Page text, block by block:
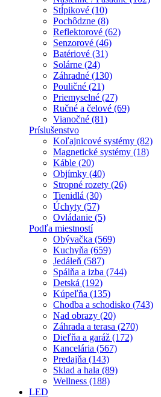
Stĺpikové (10)
Pochôdzne (8)
Reflektorové (62)
Senzorové (46)
Batériové (31)
Solárne (24)
Záhradné (130)
Pouličné (21)
Priemyselné (27)
Ručné a čelové (69)
Vianočné (81)
Príslušenstvo
Koľajnicové systémy (82)
Magnetické systémy (18)
Káble (20)
Objímky (40)
Stropné rozety (26)
Tienidlá (30)
Úchyty (57)
Ovládanie (5)
Podľa miestností
Obývačka (569)
Kuchyňa (659)
Jedáleň (587)
Spálňa a izba (744)
Detská (192)
Kúpeľňa (135)
Chodba a schodisko (743)
Nad obrazy (20)
Záhrada a terasa (270)
Dieľňa a garáž (172)
Kancelária (567)
Predajňa (143)
Sklad a hala (89)
Wellness (188)
LED